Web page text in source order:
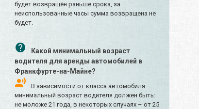
будет возвращён раньше срока, за
неиспользованные часы сумма возвращена не
будет.
Какой минимальный возраст
водителя для аренды автомобилей в
Франкфурте-на-Майне?
В зависимости от класса автомобиля
минимальный возраст водителя должен быть:
не моложе 21 года, в некоторых случаях – от 25